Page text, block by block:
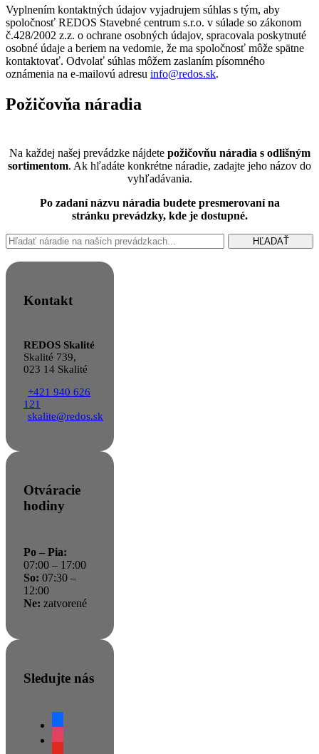
Vyplnením kontaktných údajov vyjadrujem súhlas s tým, aby
spoločnosť REDOS Stavebné centrum s.r.o. v súlade so zákonom
č.428/2002 z.z. o ochrane osobných údajov, spracovala poskytnuté
osobné údaje a beriem na vedomie, že ma spoločnosť môže spätne
kontaktovať. Odvolať súhlas môžem zaslaním písomného
oznámenia na e-mailovú adresu info@redos.sk.
Požičovňa náradia
Na každej našej prevádzke nájdete požičovňu náradia s odlišným
sortimentom. Ak hľadáte konkrétne náradie, zadajte jeho názov do
vyhľadávania.
Po zadaní názvu náradia budete presmerovaní na
stránku prevádzky, kde je dostupné.
HĽADAŤ
Kontakt
REDOS Skalité
Skalité 739,
023 14 Skalité
+421 940 626
121
skalite@redos.sk
Otváracie
hodiny
Po – Pia:
07:00 – 17:00
So: 07:30 –
12:00
Ne: zatvorené
Sledujte nás